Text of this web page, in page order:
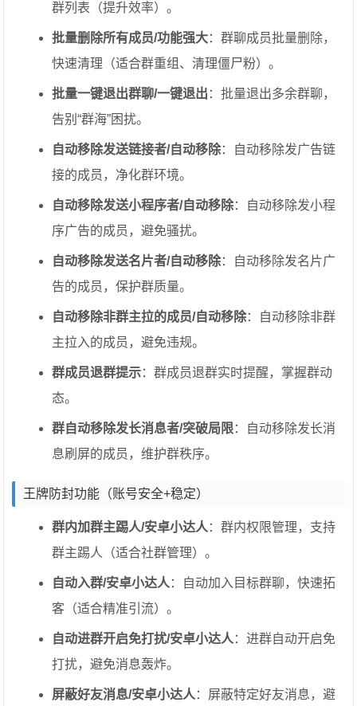
群列表（提升效率）。
批量删除所有成员/功能强大：群聊成员批量删除，
快速清理（适合群重组、清理僵尸粉）。
批量一键退出群聊/一键退出 ：批量退出多余群聊，
告别“群海”困扰。
自动移除发送链接者/自动移除：自动移除发广告链
接的成员，净化群环境。
自动移除发送小程序者/自动移除：自动移除发小程
序广告的成员，避免骚扰。
自动移除发送名片者/自动移除：自动移除发名片广
告的成员，保护群质量。
自动移除非群主拉的成员/自动移除：自动移除非群
主拉入的成员，避免违规。
群成员退群提示：群成员退群实时提醒，掌握群动
态。
群自动移除发长消息者/突破局限：自动移除发长消
息刷屏的成员，维护群秩序。
王牌防封功能（账号安全+稳定）
群内加群主踢人/安卓小达人 ：群内权限管理，支持
群主踢人（适合社群管理）。
自动入群/安卓小达人 ：自动加入目标群聊，快速拓
客（适合精准引流）。
自动进群开启免打扰/安卓小达人 ：进群自动开启免
打扰，避免消息轰炸。
屏蔽好友消息/安卓小达人 ：屏蔽特定好友消息，避